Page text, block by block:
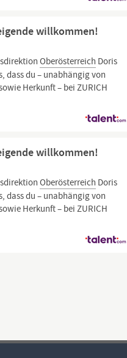
willkommen!
Oberösterreich Doris
dass du – unabhängig von
Herkunft – bei ZURICH
willkommen!
Oberösterreich Doris
dass du – unabhängig von
Herkunft – bei ZURICH